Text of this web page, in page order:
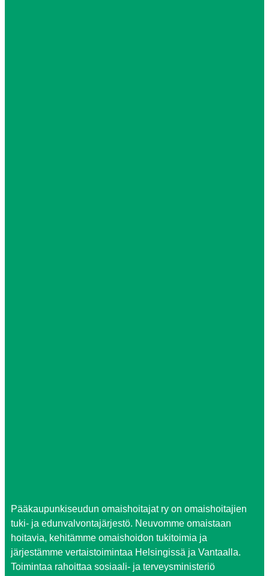
Pääkaupunkiseudun omaishoitajat ry on omaishoitajien
tuki- ja edunvalvontajärjestö. Neuvomme omaistaan
hoitavia, kehitämme omaishoidon tukitoimia ja
järjestämme vertaistoimintaa Helsingissä ja Vantaalla.
Toimintaa rahoittaa sosiaali- ja terveysministeriö